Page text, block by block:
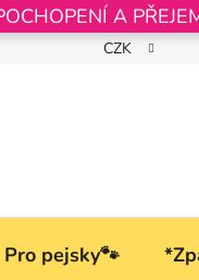
A
Podmínky ochrany
CZK
Pro pejsky🐾